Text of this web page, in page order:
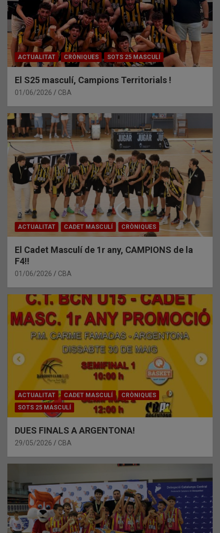
ACTUALITAT CRÒNIQUES SOTS 25 MASCULÍ
El S25 masculí, Campions Territorials !
01/06/2026 CBA
ACTUALITAT CADET MASCULÍ CRÒNIQUES
El Cadet Masculí de 1r any, CAMPIONS de la
F4!!
01/06/2026 CBA
ACTUALITAT CADET MASCULÍ
CRÒNIQUES
SOTS 25 MASCULÍ
DUES FINALS A ARGENTONA!
29/05/2026 CBA